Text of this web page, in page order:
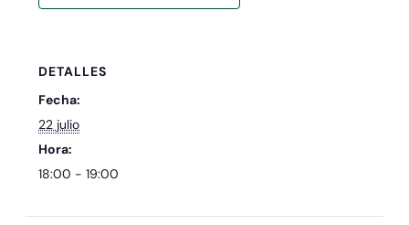
DETALLES
Fecha:
22 julio
Hora:
18:00 - 19:00